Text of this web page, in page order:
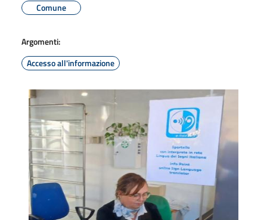
Comune
Argomenti:
Accesso all'informazione